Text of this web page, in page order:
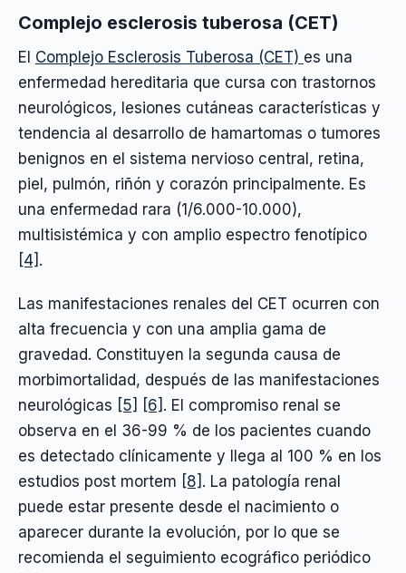
Complejo esclerosis tuberosa (CET)
El Complejo Esclerosis Tuberosa (CET) es una
enfermedad hereditaria que cursa con trastornos
neurológicos, lesiones cutáneas características y
tendencia al desarrollo de hamartomas o tumores
benignos en el sistema nervioso central, retina,
piel, pulmón, riñón y corazón principalmente. Es
una enfermedad rara (1/6.000-10.000),
multisistémica y con amplio espectro fenotípico
[4] .
Las manifestaciones renales del CET ocurren con
alta frecuencia y con una amplia gama de
gravedad. Constituyen la segunda causa de
morbimortalidad, después de las manifestaciones
neurológicas [5] [6] . El compromiso renal se
observa en el 36-99 % de los pacientes cuando
es detectado clínicamente y llega al 100 % en los
estudios post mortem [8] . La patología renal
puede estar presente desde el nacimiento o
aparecer durante la evolución, por lo que se
recomienda el seguimiento ecográfico periódico